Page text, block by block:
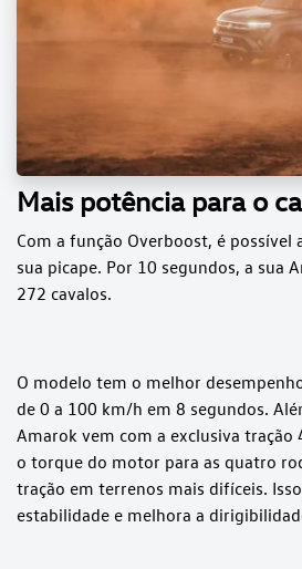
Mais potência para o
Com a função Overboost, é possível
sua picape. Por 10 segundos, a sua
272 cavalos.
O modelo tem o melhor
de 0 a 100 km/h em 8 segundos.
Amarok vem com a exclusiva
o torque do motor para as quatro
tração em terrenos mais difíceis.
estabilidade e melhora a